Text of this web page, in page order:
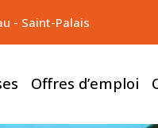
- Saint-Palais
Offres d’emploi